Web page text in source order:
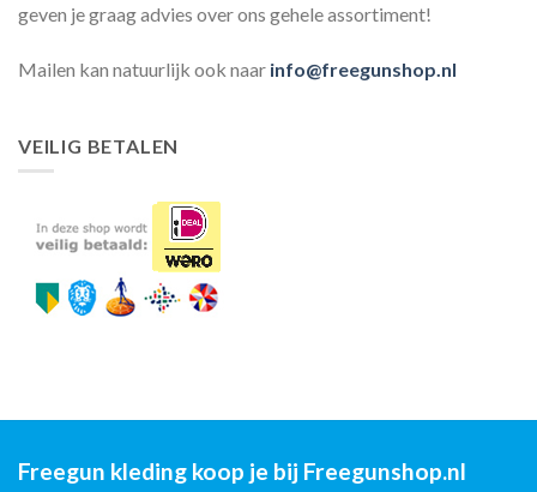
geven je graag advies over ons gehele assortiment!
Mailen kan natuurlijk ook naar info@freegunshop.nl
VEILIG BETALEN
Freegun kleding koop je bij Freegunshop.nl